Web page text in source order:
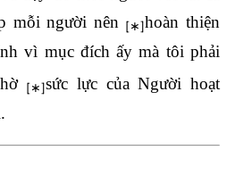
mỗi người nên
hoàn thiện
vì mục đích ấy mà tôi phải
sức lực của Người hoạt